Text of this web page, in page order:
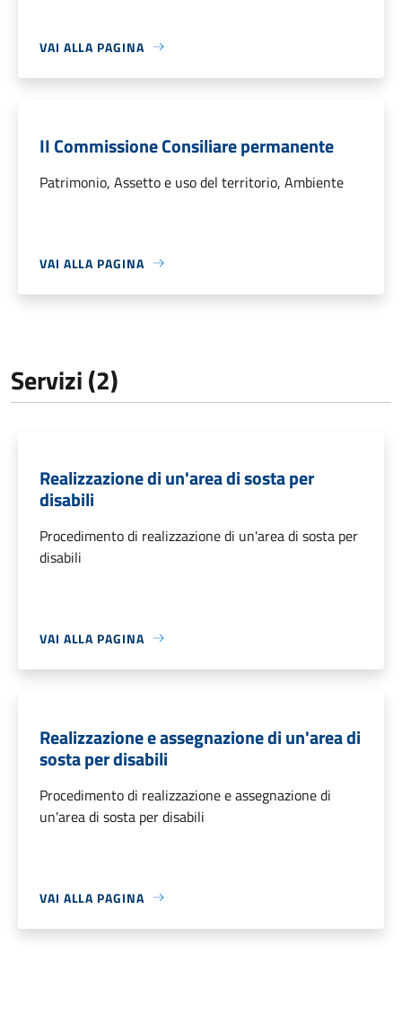
VAI ALLA PAGINA
II Commissione Consiliare permanente
Patrimonio, Assetto e uso del territorio, Ambiente
VAI ALLA PAGINA
Servizi (2)
Realizzazione di un'area di sosta per
disabili
Procedimento di realizzazione di un'area di sosta per
disabili
VAI ALLA PAGINA
Realizzazione e assegnazione di un'area di
sosta per disabili
Procedimento di realizzazione e assegnazione di
un'area di sosta per disabili
VAI ALLA PAGINA